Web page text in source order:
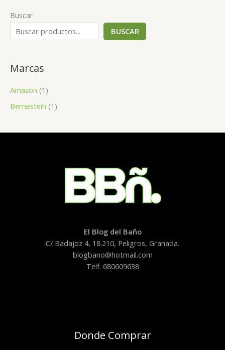
Buscar
BUSCAR
Marcas
Amazon (1)
Bernestein (1)
El Blog del Baño
C/ Badajoz 4, 18.210, Peligros, Granada.
blogbano@hotmail.com
Telf. 680609638
Donde Comprar